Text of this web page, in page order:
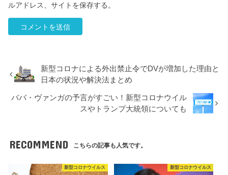
ルアドレス、サイトを保存する。
新型コロナによる外出禁止令でDVが増加した理由と
日本の状況や解決法まとめ
ババ・ヴァンガの予言がすごい！新型コロナウイル
スやトランプ大統領についても
RECOMMEND こちらの記事も人気です。
新型コロナウイルス 新型コロナウイルス